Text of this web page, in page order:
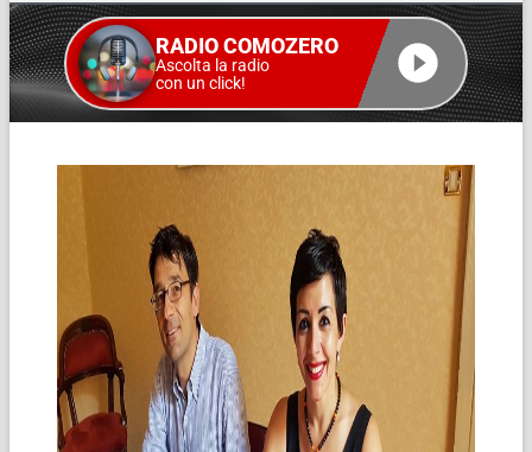
RADIO COMOZERO
Ascolta la radio
con un click!